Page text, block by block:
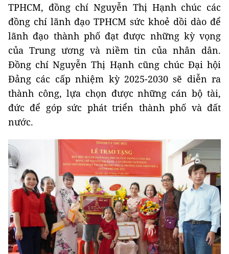
TPHCM, đồng chí Nguyễn Thị Hạnh chúc các
đồng chí lãnh đạo TPHCM sức khoẻ dồi dào để
lãnh đạo thành phố đạt được những kỳ vọng
của Trung ương và niềm tin của nhân dân.
Đồng chí Nguyễn Thị Hạnh cũng chúc Đại hội
Đảng các cấp nhiệm kỳ 2025-2030 sẽ diễn ra
thành công, lựa chọn được những cán bộ tài,
đức để góp sức phát triển thành phố và đất
nước.